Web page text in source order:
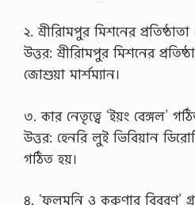
২. শ্রীরািমপুর মিশনের
উত্তর: শ্রীরািমপুর মিশনের
জোশুয়া মার্শম্যান।
৩. কার নেতৃত্বে ‘ইয়ং বেঙ্গল’
উত্তর: হেনরি লুই ভিবিয়ান
গঠিত হয়।
৪. ‘ফুলমনি ও করুণার বিবরণ’